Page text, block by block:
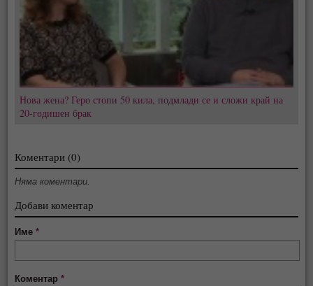
Нова жена? Геро стопи 50 кила, подмлади се и сложи край на
20-годишен брак
Коментари (0)
Няма коментари.
Добави коментар
Име*
Коментар*